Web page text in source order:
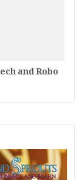
and Robo